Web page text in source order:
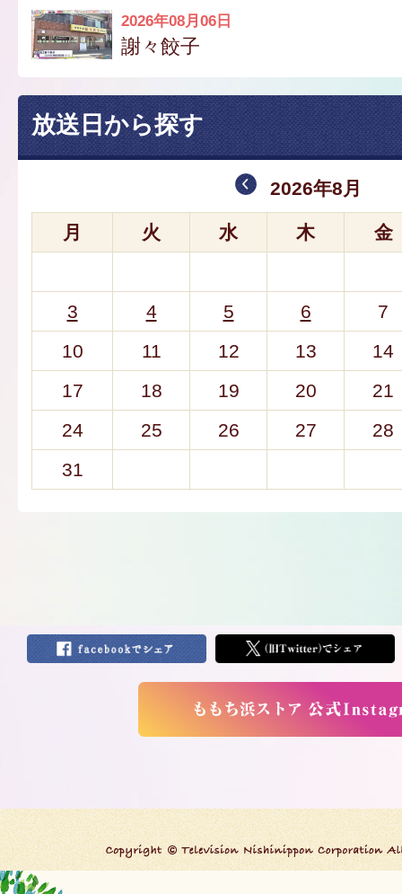
2026年08月06日
謝々餃子
放送日から探す
2026年8月
月 火 水 木 金
3 4 5 6
7
10
11 12 13
14
17
18 19 20
21
24
25 26 27
28
31